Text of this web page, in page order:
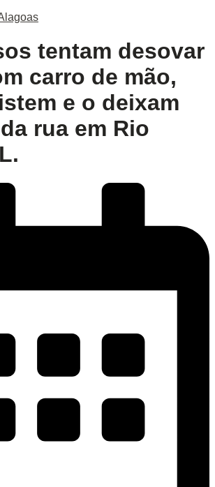
tentam desovar
carro de mão,
e o deixam
rua em Rio